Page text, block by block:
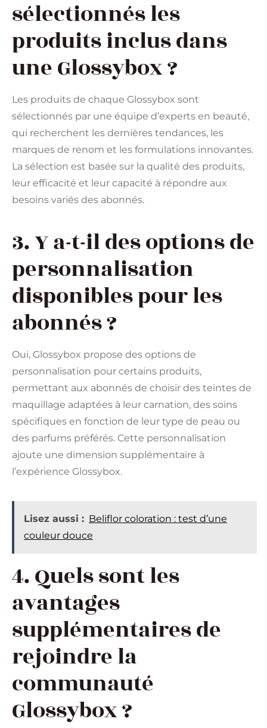
sélectionnés les
produits inclus dans
une Glossybox ?
Les produits de chaque Glossybox sont
sélectionnés par une équipe d’experts en beauté,
qui recherchent les dernières tendances, les
marques de renom et les formulations innovantes.
La sélection est basée sur la qualité des produits,
leur efficacité et leur capacité à répondre aux
besoins variés des abonnés.
3. Y a-t-il des options de
personnalisation
disponibles pour les
abonnés ?
Oui, Glossybox propose des options de
personnalisation pour certains produits,
permettant aux abonnés de choisir des teintes de
maquillage adaptées à leur carnation, des soins
spécifiques en fonction de leur type de peau ou
des parfums préférés. Cette personnalisation
ajoute une dimension supplémentaire à
l’expérience Glossybox.
Lisez aussi : Beliflor coloration : test d’une
couleur douce
4. Quels sont les
avantages
supplémentaires de
rejoindre la
communauté
Glossybox ?